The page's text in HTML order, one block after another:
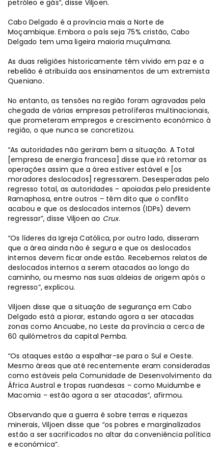
petróleo e gás”, disse Viljoen.
Cabo Delgado é a província mais a Norte de
Moçambique. Embora o país seja 75% cristão, Cabo
Delgado tem uma ligeira maioria muçulmana.
As duas religiões historicamente têm vivido em paz e a
rebelião é atribuída aos ensinamentos de um extremista
Queniano.
No entanto, as tensões na região foram agravadas pela
chegada de várias empresas petrolíferas multinacionais,
que prometeram empregos e crescimento económico à
região, o que nunca se concretizou.
“As autoridades não geriram bem a situação. A Total
[empresa de energia francesa] disse que irá retomar as
operações assim que a área estiver estável e [os
moradores deslocados] regressarem. Desesperadas pelo
regresso total, as autoridades – apoiadas pelo presidente
Ramaphosa, entre outros – têm dito que o conflito
acabou e que os deslocados internos (IDPs) devem
regressar”, disse Viljoen ao Crux.
“Os líderes da Igreja Católica, por outro lado, disseram
que a área ainda não é segura e que os deslocados
internos devem ficar onde estão. Recebemos relatos de
deslocados internos a serem atacados ao longo do
caminho, ou mesmo nas suas aldeias de origem após o
regresso”, explicou.
Viljoen disse que a situação de segurança em Cabo
Delgado está a piorar, estando agora a ser atacadas
zonas como Ancuabe, no Leste da província a cerca de
60 quilómetros da capital Pemba.
“Os ataques estão a espalhar-se para o Sul e Oeste.
Mesmo áreas que até recentemente eram consideradas
como estáveis pela Comunidade de Desenvolvimento da
África Austral e tropas ruandesas – como Muidumbe e
Macomia – estão agora a ser atacadas”, afirmou.
Observando que a guerra é sobre terras e riquezas
minerais, Viljoen disse que “os pobres e marginalizados
estão a ser sacrificados no altar da conveniência política
e económica”.